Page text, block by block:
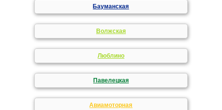
Бауманская
Волжская
Люблино
Павелецкая
Авиамоторная